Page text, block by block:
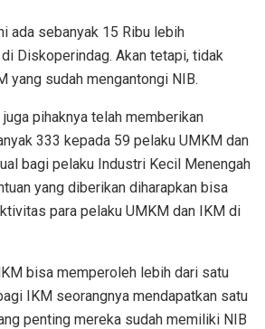
ada sebanyak 15 Ribu lebih
Diskoperindag. Akan tetapi, tidak
yang sudah mengantongi NIB.
pihaknya telah memberikan
333 kepada 59 pelaku UMKM dan
bagi pelaku Industri Kecil Menengah
yang diberikan diharapkan bisa
para pelaku UMKM dan IKM di
bisa memperoleh lebih dari satu
IKM seorangnya mendapatkan satu
penting mereka sudah memiliki NIB